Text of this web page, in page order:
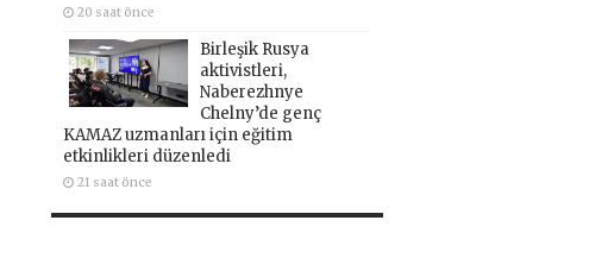
20 saat önce
Birleşik Rusya
aktivistleri,
Naberezhnye
Chelny’de genç
KAMAZ uzmanları için eğitim
etkinlikleri düzenledi
21 saat önce